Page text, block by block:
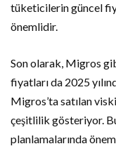
tüketicilerin güncel
önemlidir.
Son olarak, Migros
fiyatları da 2025
Migros’ta satılan
çeşitlilik gösteriyor.
planlamalarında